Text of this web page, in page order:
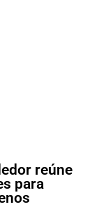
reúne
para